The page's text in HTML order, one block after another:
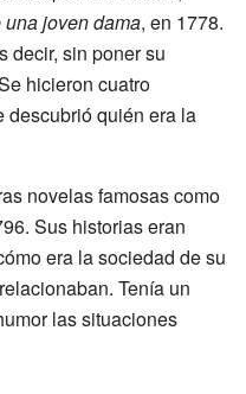
joven dama, en 1778.
decir, sin poner su
hicieron cuatro
descubrió quién era la
novelas famosas como
Sus historias eran
era la sociedad de su
Tenía un
las situaciones